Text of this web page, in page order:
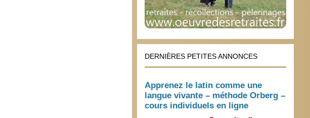
DERNIÈRES PETITES ANNONCES
Apprenez le latin comme une
langue vivante – méthode Orberg –
cours individuels en ligne